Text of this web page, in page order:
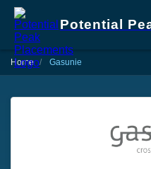
Potential
Home Gasunie